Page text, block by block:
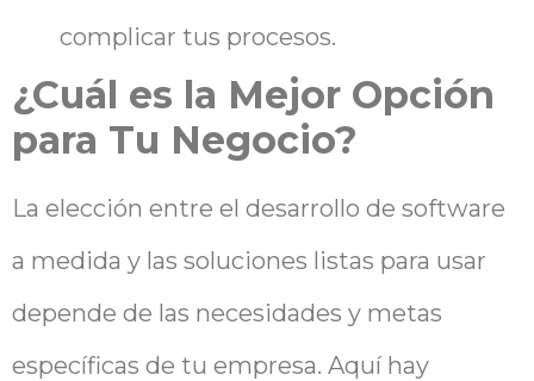
complicar tus procesos.
¿Cuál es la Mejor Opción
para Tu Negocio?
La elección entre el desarrollo de software
a medida y las soluciones listas para usar
depende de las necesidades y metas
específicas de tu empresa. Aquí hay